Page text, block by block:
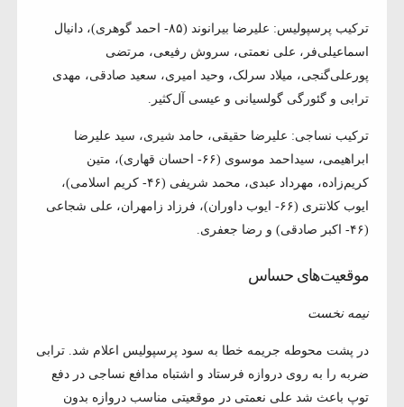
ترکیب پرسپولیس: علیرضا بیرانوند (۸۵- احمد گوهری)، دانیال
اسماعیلی‌فر، علی نعمتی، سروش رفیعی، مرتضی
پورعلی‌گنجی، میلاد سرلک، وحید امیری، سعید صادقی، مهدی
ترابی و گئورگی گولسیانی و عیسی آل‌کثیر.
ترکیب نساجی: علیرضا حقیقی، حامد شیری، سید علیرضا
ابراهیمی، سیداحمد موسوی (۶۶- احسان قهاری)، متین
کریم‌زاده، مهرداد عبدی، محمد شریفی (۴۶- کریم اسلامی)،
ایوب کلانتری (۶۶- ایوب داوران)، فرزاد زامهران، علی شجاعی
(۴۶- اکبر صادقی) و رضا جعفری.
موقعیت‌های حساس
نیمه نخست
در پشت محوطه جریمه خطا به سود پرسپولیس اعلام شد. ترابی
ضربه را به روی دروازه فرستاد و اشتباه مدافع نساجی در دفع
توپ باعث شد علی نعمتی در موقعیتی مناسب دروازه بدون